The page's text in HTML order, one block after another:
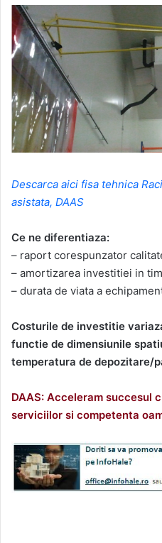
Descarca aici fisa tehnica
asistata, DAAS
Ce ne diferentiaza:
– raport corespunzator
– amortizarea investitiei in
– durata de viata a
Costurile de investitie
functie de dimensiunile
temperatura de depozitare/
DAAS: Acceleram succesul
serviciilor si competenta